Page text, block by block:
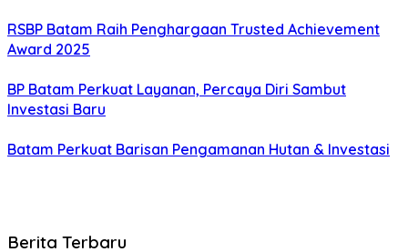
RSBP Batam Raih Penghargaan Trusted Achievement
Award 2025
BP Batam Perkuat Layanan, Percaya Diri Sambut
Investasi Baru
Batam Perkuat Barisan Pengamanan Hutan & Investasi
Berita Terbaru